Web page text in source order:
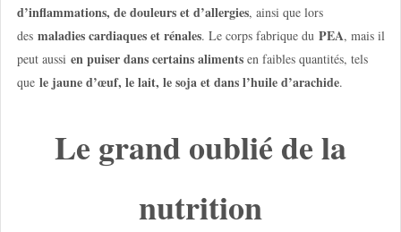
d’inflammations, de douleurs et d’allergies, ainsi que lors
des maladies cardiaques et rénales. Le corps fabrique du PEA, mais il
peut aussi en puiser dans certains alimentsen faibles quantités, tels
que le jaune d’œuf, le lait, le soja et dans l’huile d’arachide.
Le grand oublié de la
nutrition